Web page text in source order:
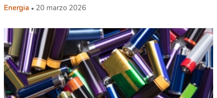
Energia 20 marzo 2026